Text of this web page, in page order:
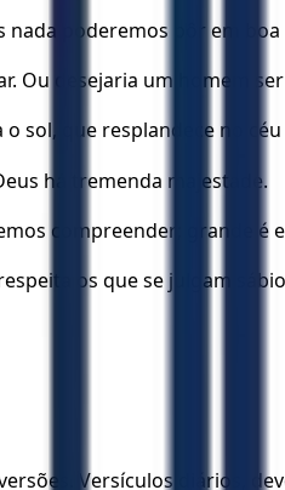
nada poderemos pôr em
Ou desejaria um homem
o sol, que resplandece no
há tremenda majestade.
compreender; grande
os que se julgam
Versículos diários,